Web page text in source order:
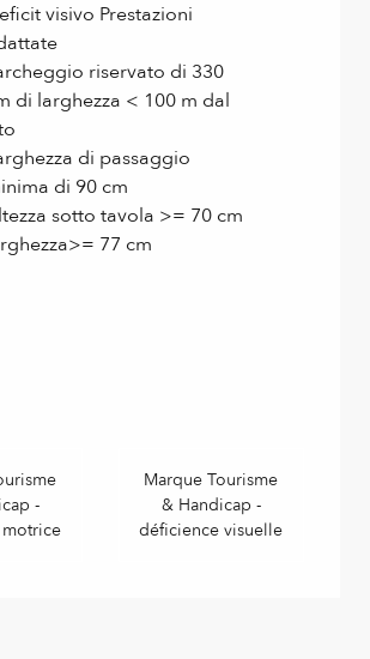
visivo Prestazioni
riservato di 330
di larghezza < 100 m dal
di passaggio
di 90 cm
sotto tavola >= 70 cm
77 cm
-
Marque Tourisme
& Handicap -
déficience visuelle